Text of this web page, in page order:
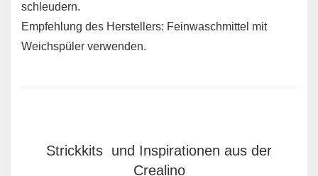
schleudern.
Empfehlung des Herstellers: Feinwaschmittel mit
Weichspüler verwenden.
Strickkits und Inspirationen aus der
Crealino